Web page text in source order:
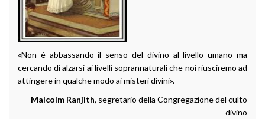
«Non è abbassando il senso del divino al livello umano ma
cercando di alzarsi ai livelli soprannaturali che noi riusciremo ad
attingere in qualche modo ai misteri divini».
Malcolm Ranjith, segretario della Congregazione del culto
divino